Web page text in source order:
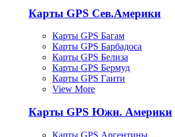
Карты GPS Сев.Америки
Карты GPS Багам
Карты GPS Барбадоса
Карты GPS Белиза
Карты GPS Бермуд
Карты GPS Гаити
View More
Карты GPS Южн. Америки
Карты GPS Аргентины